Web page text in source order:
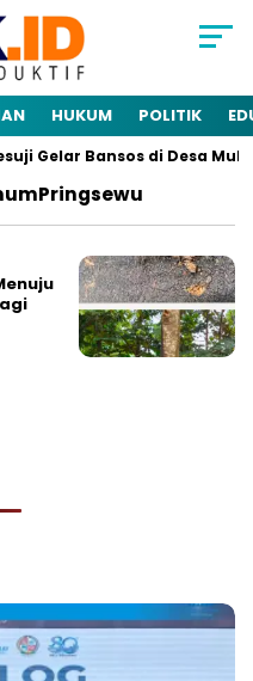
HUKUM POLITIK
Gelar Bansos di Desa